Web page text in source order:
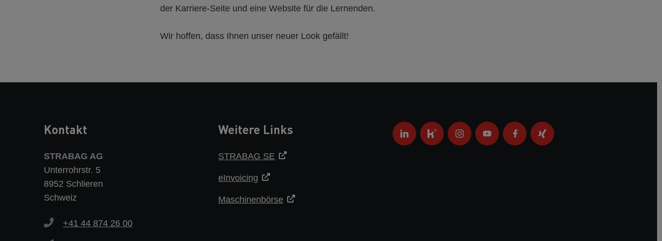
der Karriere-Seite und eine Website für die Lernenden.
Wir hoffen, dass Ihnen unser neuer Look gefällt!
Kontakt
STRABAG AG
Unterrohrstr. 5
8952 Schlieren
Schweiz
+41 44 874 26 00
Weitere Links
STRABAG SE
eInvoicing
Maschinenbörse